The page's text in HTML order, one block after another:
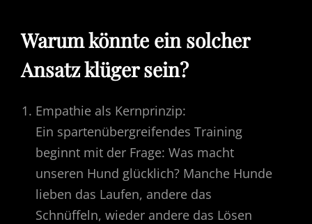
Warum könnte ein solcher
Ansatz klüger sein?
Empathie als Kernprinzip:
Ein spartenübergreifendes Training
beginnt mit der Frage: Was macht
unseren Hund glücklich? Manche Hunde
lieben das Laufen, andere das
Schnüffeln, wieder andere das Lösen